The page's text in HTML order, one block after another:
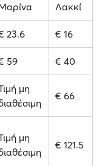
Λακκί
23.6 € 16
59 € 40
μη
€ 66
μη
€ 121.5